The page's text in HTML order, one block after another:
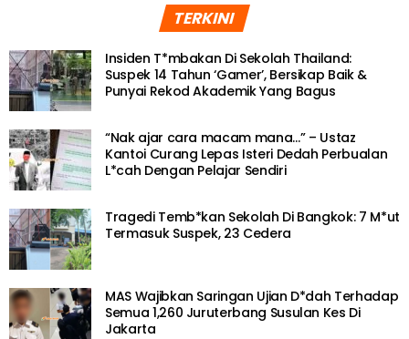
TERKINI
Insiden T*mbakan Di Sekolah Thailand:
Suspek 14 Tahun ‘Gamer’, Bersikap Baik &
Punyai Rekod Akademik Yang Bagus
“Nak ajar cara macam mana…” – Ustaz
Kantoi Curang Lepas Isteri Dedah Perbualan
L*cah Dengan Pelajar Sendiri
Tragedi Temb*kan Sekolah Di Bangkok: 7 M*ut
Termasuk Suspek, 23 Cedera
MAS Wajibkan Saringan Ujian D*dah Terhadap
Semua 1,260 Juruterbang Susulan Kes Di
Jakarta